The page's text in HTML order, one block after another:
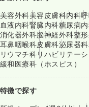
美容外科美容皮膚科内科
血液内科腎臓内科糖尿病
消化器外科脳神経外科整
耳鼻咽喉科皮膚科泌尿器科
リウマチ科リハビリテー
緩和医療科（ホスピス）
特徴で探す